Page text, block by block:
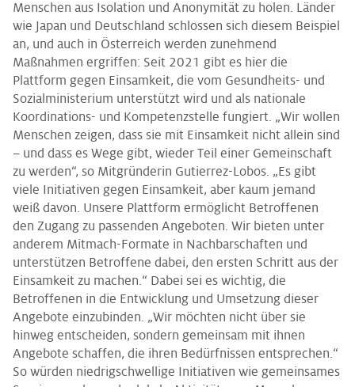
Menschen aus Isolation und Anonymität zu holen. Länder
wie Japan und Deutschland schlossen sich diesem Beispiel
an, und auch in Österreich werden zunehmend
Maßnahmen ergriffen: Seit 2021 gibt es hier die
Plattform gegen Einsamkeit, die vom Gesundheits- und
Sozialministerium unterstützt wird und als nationale
Koordinations- und Kompetenzstelle fungiert. „Wir wollen
Menschen zeigen, dass sie mit Einsamkeit nicht allein sind
– und dass es Wege gibt, wieder Teil einer Gemeinschaft
zu werden“, so Mitgründerin Gutierrez-Lobos. „Es gibt
viele Initiativen gegen Einsamkeit, aber kaum jemand
weiß davon. Unsere Plattform ermöglicht Betroffenen
den Zugang zu passenden Angeboten. Wir bieten unter
anderem Mitmach-Formate in Nachbarschaften und
unterstützen Betroffene dabei, den ersten Schritt aus der
Einsamkeit zu machen.“ Dabei sei es wichtig, die
Betroffenen in die Entwicklung und Umsetzung dieser
Angebote einzubinden. „Wir möchten nicht über sie
hinweg entscheiden, sondern gemeinsam mit ihnen
Angebote schaffen, die ihren Bedürfnissen entsprechen.“
So würden niedrigschwellige Initiativen wie gemeinsames